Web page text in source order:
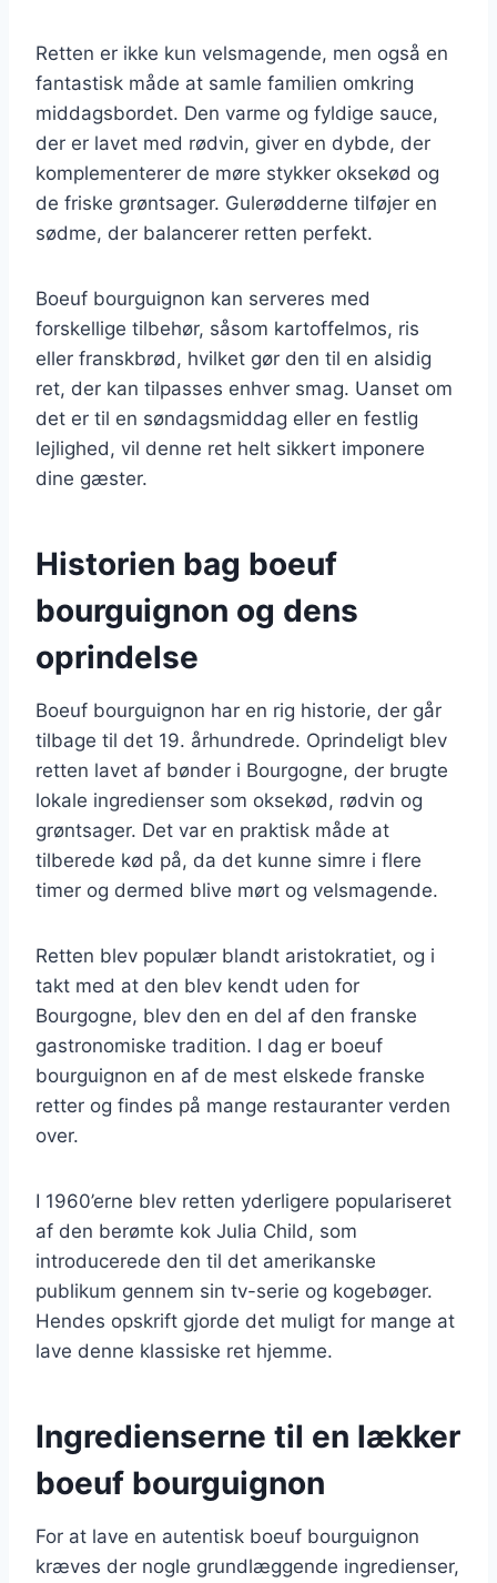
Retten er ikke kun velsmagende, men også en
fantastisk måde at samle familien omkring
middagsbordet. Den varme og fyldige sauce,
der er lavet med rødvin, giver en dybde, der
komplementerer de møre stykker oksekød og
de friske grøntsager. Gulerødderne tilføjer en
sødme, der balancerer retten perfekt.
Boeuf bourguignon kan serveres med
forskellige tilbehør, såsom kartoffelmos, ris
eller franskbrød, hvilket gør den til en alsidig
ret, der kan tilpasses enhver smag. Uanset om
det er til en søndagsmiddag eller en festlig
lejlighed, vil denne ret helt sikkert imponere
dine gæster.
Historien bag boeuf
bourguignon og dens
oprindelse
Boeuf bourguignon har en rig historie, der går
tilbage til det 19. århundrede. Oprindeligt blev
retten lavet af bønder i Bourgogne, der brugte
lokale ingredienser som oksekød, rødvin og
grøntsager. Det var en praktisk måde at
tilberede kød på, da det kunne simre i flere
timer og dermed blive mørt og velsmagende.
Retten blev populær blandt aristokratiet, og i
takt med at den blev kendt uden for
Bourgogne, blev den en del af den franske
gastronomiske tradition. I dag er boeuf
bourguignon en af de mest elskede franske
retter og findes på mange restauranter verden
over.
I 1960’erne blev retten yderligere populariseret
af den berømte kok Julia Child, som
introducerede den til det amerikanske
publikum gennem sin tv-serie og kogebøger.
Hendes opskrift gjorde det muligt for mange at
lave denne klassiske ret hjemme.
Ingredienserne til en lækker
boeuf bourguignon
For at lave en autentisk boeuf bourguignon
kræves der nogle grundlæggende ingredienser,